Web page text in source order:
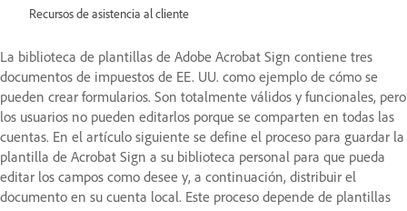
Recursos de asistencia al cliente
La biblioteca de plantillas de Adobe Acrobat Sign contiene tres
documentos de impuestos de EE. UU. como ejemplo de cómo se
pueden crear formularios. Son totalmente válidos y funcionales, pero
los usuarios no pueden editarlos porque se comparten en todas las
cuentas. En el artículo siguiente se define el proceso para guardar la
plantilla de Acrobat Sign a su biblioteca personal para que pueda
editar los campos como desee y, a continuación, distribuir el
documento en su cuenta local. Este proceso depende de plantillas